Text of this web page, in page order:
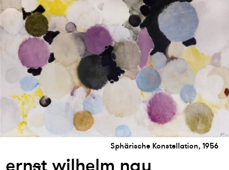
Sphärische Konstellation, 1956